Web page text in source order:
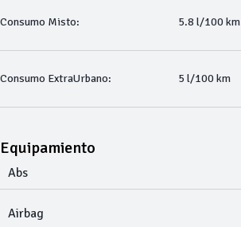
Consumo Misto: 5.8 l/100 km
Consumo ExtraUrbano: 5 l/100 km
Equipamiento
Abs
Airbag